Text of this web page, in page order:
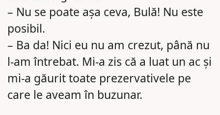
– Nu se poate așa ceva, Bulă! Nu este
posibil.
– Ba da! Nici eu nu am crezut, până nu
l-am întrebat. Mi-a zis că a luat un ac și
mi-a găurit toate prezervativele pe
care le aveam în buzunar.